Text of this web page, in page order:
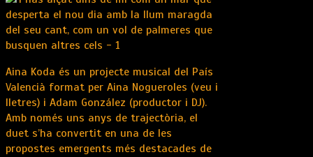
Aina Koda és un projecte musical del País
Valencià format per Aina Nogueroles (veu i
lletres) i Adam González (productor i DJ).
Amb només uns anys de trajectòria, el
duet s’ha convertit en una de les
propostes emergents més destacades de